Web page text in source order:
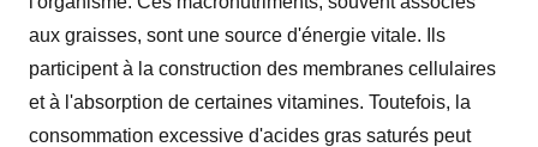
aux graisses, sont une source d'énergie vitale. Ils
participent à la construction des membranes cellulaires
et à l'absorption de certaines vitamines. Toutefois, la
consommation excessive d'acides gras saturés peut